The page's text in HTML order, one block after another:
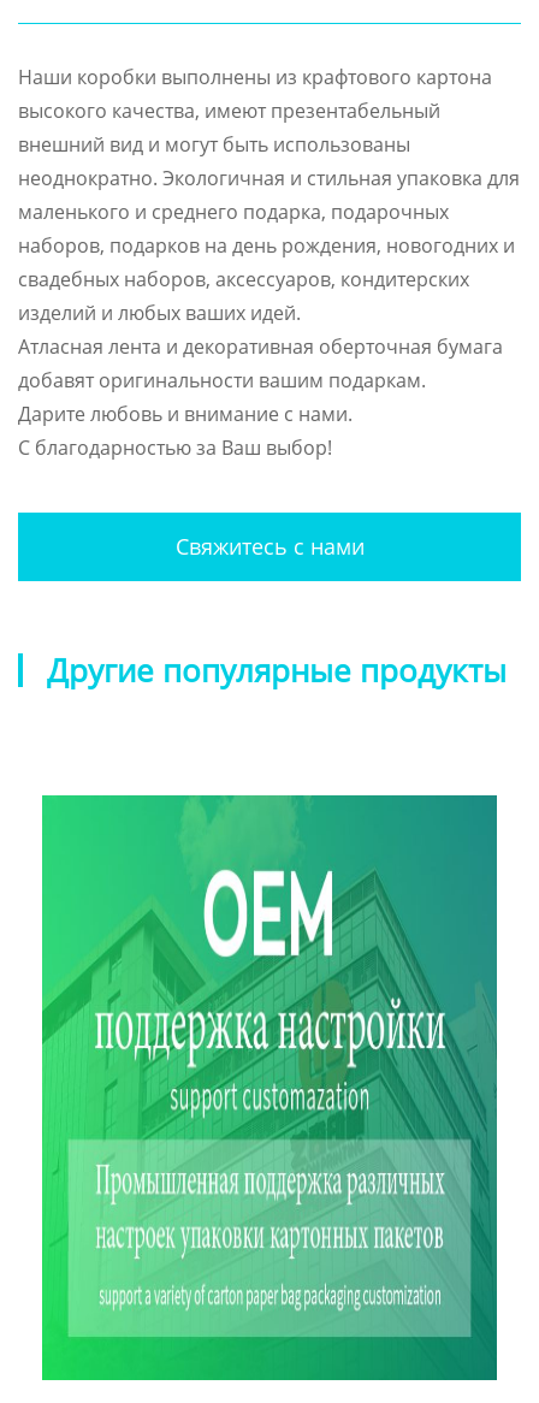
Наши коробки выполнены из крафтового картона
высокого качества, имеют презентабельный
внешний вид и могут быть использованы
неоднократно. Экологичная и стильная упаковка для
маленького и среднего подарка, подарочных
наборов, подарков на день рождения, новогодних и
свадебных наборов, аксессуаров, кондитерских
изделий и любых ваших идей.
Атласная лента и декоративная оберточная бумага
добавят оригинальности вашим подаркам.
Дарите любовь и внимание с нами.
С благодарностью за Ваш выбор!
Свяжитесь с нами
Другие популярные продукты